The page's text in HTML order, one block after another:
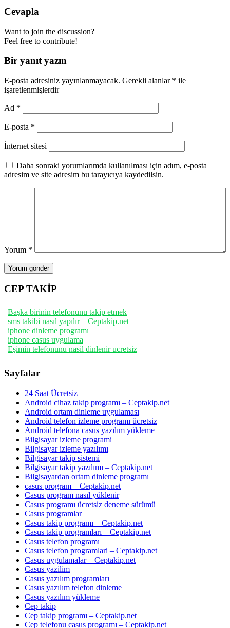
Cevapla
Want to join the discussion?
Feel free to contribute!
Bir yanıt yazın
E-posta adresiniz yayınlanmayacak. Gerekli alanlar * ile
işaretlenmişlerdir
Ad *
E-posta *
İnternet sitesi
Daha sonraki yorumlarımda kullanılması için adım, e-posta
adresim ve site adresim bu tarayıcıya kaydedilsin.
Yorum *
CEP TAKİP
Başka birinin telefonunu takip etmek
sms takibi nasıl yapılır – Ceptakip.net
iphone dinleme programı
iphone casus uygulama
Eşimin telefonunu nasil dinlenir ucretsiz
Sayfalar
24 Saat Ücretsiz
Android cihaz takip programı – Ceptakip.net
Android ortam dinleme uygulaması
Android telefon izleme programı ücretsiz
Android telefona casus yazılım yükleme
Bilgisayar izleme programi
Bilgisayar izleme yazılımı
Bilgisayar takip sistemi
Bilgisayar takip yazılımı – Ceptakip.net
Bilgisayardan ortam dinleme programı
casus program – Ceptakip.net
Casus program nasıl yüklenir
Casus programı ücretsiz deneme sürümü
Casus programlar
Casus takip programı – Ceptakip.net
Casus takip programları – Ceptakip.net
Casus telefon programı
Casus telefon programlari – Ceptakip.net
Casus uygulamalar – Ceptakip.net
Casus yazilim
Casus yazılım programları
Casus yazılım telefon dinleme
Casus yazılım yükleme
Cep takip
Cep takip programı – Ceptakip.net
Cep telefonu casus programı – Ceptakip.net